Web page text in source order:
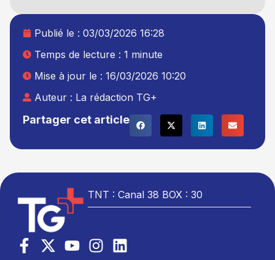
Partager cet article
Publié le : 03/03/2026 16:28
Temps de lecture : 1 minute
Mise à jour le : 16/03/2026 10:20
Auteur : La rédaction TG+
TNT : Canal 38 BOX : 30